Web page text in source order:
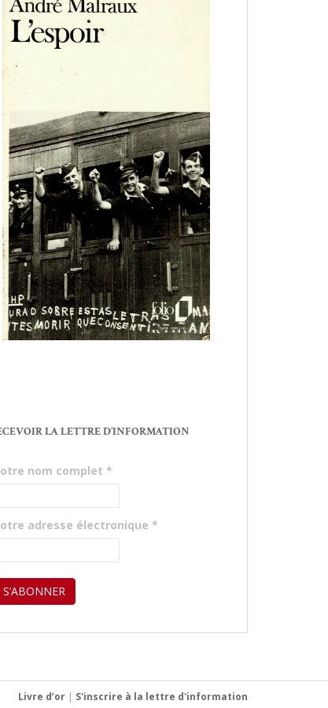
LA LETTRE D’INFORMATION
nom complet *
adresse électronique *
Livre d’or | S'inscrire à la lettre d'information